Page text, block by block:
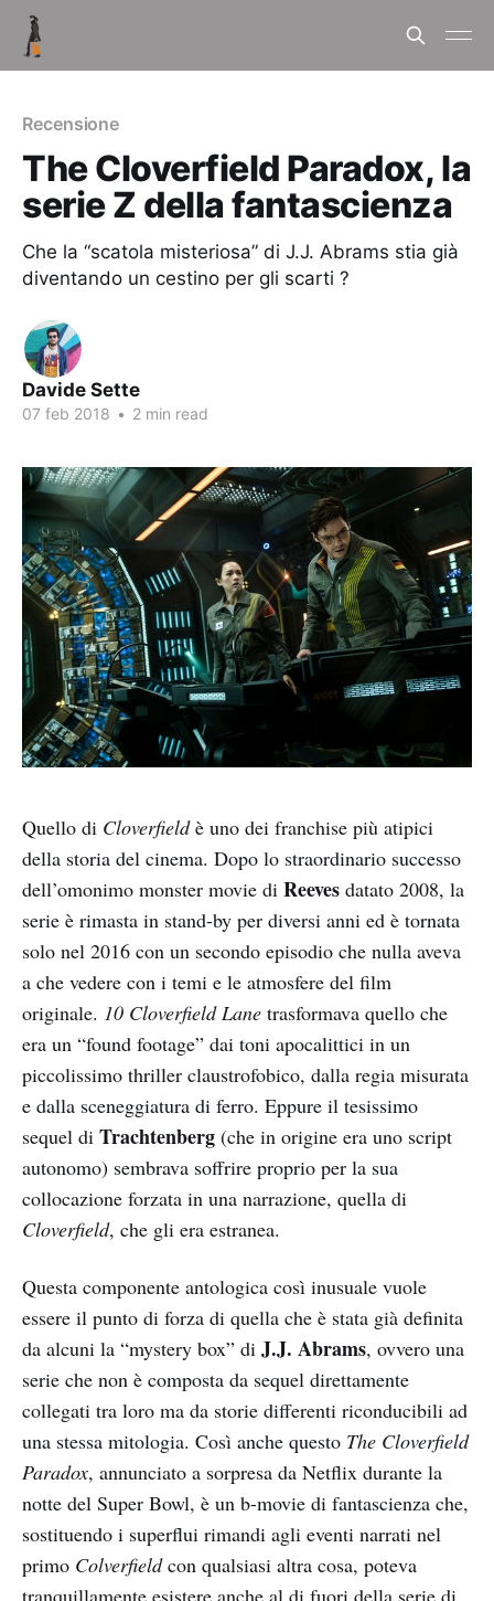
Recensione
The Cloverfield Paradox, la
serie Z della fantascienza
Che la “scatola misteriosa” di J.J. Abrams stia già
diventando un cestino per gli scarti ?
Davide Sette
07 feb 2018 • 2 min read
Quello di Cloverfieldè uno dei franchise più atipici
della storia del cinema. Dopo lo straordinario successo
dell’omonimo monster movie di Reeves datato 2008, la
serie è rimasta in stand-by per diversi anni ed è tornata
solo nel 2016 con un secondo episodio che nulla aveva
a che vedere con i temi e le atmosfere del film
originale. 10 Cloverfield Lane trasformava quello che
era un “found footage” dai toni apocalittici in un
piccolissimo thriller claustrofobico, dalla regia misurata
e dalla sceneggiatura di ferro. Eppure il tesissimo
sequel di Trachtenberg (che in origine era uno script
autonomo) sembrava soffrire proprio per la sua
collocazione forzata in una narrazione, quella di
Cloverfield, che gli era estranea.
Questa componente antologica così inusuale vuole
essere il punto di forza di quella che è stata già definita
da alcuni la “mystery box” di J.J. Abrams, ovvero una
serie che non è composta da sequel direttamente
collegati tra loro ma da storie differenti riconducibili ad
una stessa mitologia. Così anche questo The Cloverfield
Paradox, annunciato a sorpresa da Netflix durante la
notte del Super Bowl, è un b-movie di fantascienza che,
sostituendo i superflui rimandi agli eventi narrati nel
primo Colverfieldcon qualsiasi altra cosa, poteva
tranquillamente esistere anche al di fuori della serie di